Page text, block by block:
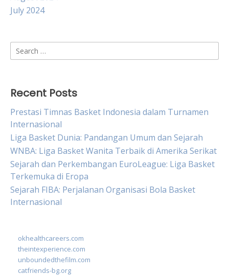
July 2024
Search
for:
Recent Posts
Prestasi Timnas Basket Indonesia dalam Turnamen
Internasional
Liga Basket Dunia: Pandangan Umum dan Sejarah
WNBA: Liga Basket Wanita Terbaik di Amerika Serikat
Sejarah dan Perkembangan EuroLeague: Liga Basket
Terkemuka di Eropa
Sejarah FIBA: Perjalanan Organisasi Bola Basket
Internasional
okhealthcareers.com
theintexperience.com
unboundedthefilm.com
catfriends-bg.org